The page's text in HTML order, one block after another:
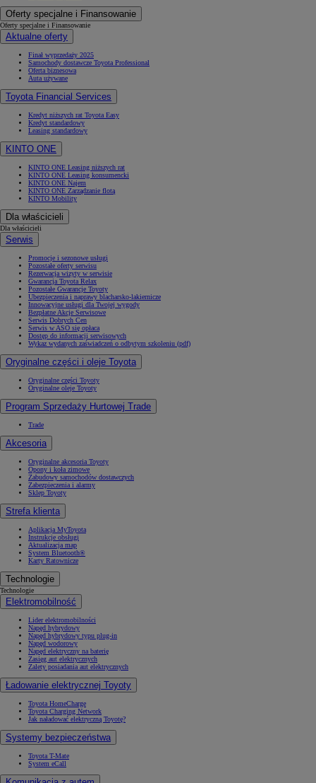
Oferty specjalne i Finansowanie
Oferty specjalne i Finansowanie
Aktualne oferty
Finał wyprzedaży 2025
Samochody dostawcze Toyota Professional
Oferta biznesowa
Auta używane
Toyota Financial Services
Kredyt niższych rat Toyota Easy
Kredyt standardowy
Leasing standardowy
KINTO ONE
KINTO ONE Leasing niższych rat
KINTO ONE Leasing konsumencki
KINTO ONE Najem
KINTO ONE Zarządzanie flotą
KINTO Mobility
Dla właścicieli
Dla właścicieli
Serwis
Promocje i sezonowe usługi
Pozostałe oferty serwisu
Rezerwacja wizyty w serwisie
Gwarancja Toyota Relax
Pozostałe Gwarancje Toyoty
Ubezpieczenia i naprawy blacharsko-lakiernicze
Innowacyjne usługi dla Twojej wygody
Bezpłatne Akcje Serwisowe
Serwis Dobrych Cen
Serwis w ASO się opłaca
Dostęp do informacji serwisowych
Wykaz wydanych zaświadczeń o odbytym szkoleniu (pdf)
Oryginalne części i oleje Toyota
Oryginalne części Toyoty
Oryginalne oleje Toyoty
Program Sprzedaży Hurtowej Trade
Trade
Akcesoria
Oryginalne akcesoria Toyoty
Opony i koła zimowe
Zabudowy samochodów dostawczych
Zabezpieczenia i alarmy
Sklep Toyoty
Strefa klienta
Aplikacja MyToyota
Instrukcje obsługi
Aktualizacja map
System Bluetooth®
Karty Ratownicze
Technologie
Technologie
Elektromobilność
Lider elektromobilności
Napęd hybrydowy
Napęd hybrydowy typu plug-in
Napęd wodorowy
Napęd elektryczny na baterię
Zasięg aut elektrycznych
Zalety posiadania aut elektrycznych
Ładowanie elektrycznej Toyoty
Toyota HomeCharge
Toyota Charging Network
Jak naładować elektryczną Toyotę?
Systemy bezpieczeństwa
Toyota T-Mate
System eCall